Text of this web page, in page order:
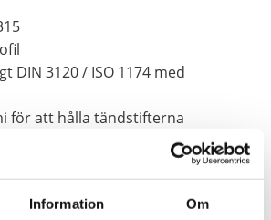
Information Om
DIN 3120 / ISO 1174 med
för att hålla tändstifterna